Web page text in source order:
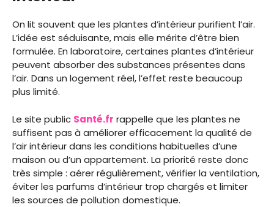
On lit souvent que les plantes d’intérieur purifient l’air.
L’idée est séduisante, mais elle mérite d’être bien
formulée. En laboratoire, certaines plantes d’intérieur
peuvent absorber des substances présentes dans
l’air. Dans un logement réel, l’effet reste beaucoup
plus limité.
Le site public Santé.fr rappelle que les plantes ne
suffisent pas à améliorer efficacement la qualité de
l’air intérieur dans les conditions habituelles d’une
maison ou d’un appartement. La priorité reste donc
très simple : aérer régulièrement, vérifier la ventilation,
éviter les parfums d’intérieur trop chargés et limiter
les sources de pollution domestique.